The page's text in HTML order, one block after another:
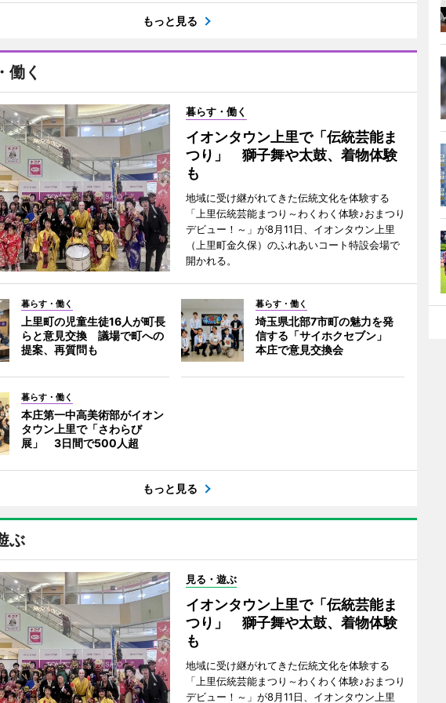
もっと見る
働く
暮らす・働く
イオンタウン上里で「伝統芸能ま
つり」 獅子舞や太鼓、着物体験
も
地域に受け継がれてきた伝統文化を体験する
「上里伝統芸能まつり～わくわく体験♪おまつり
デビュー！～」が8月11日、イオンタウン上里
（上里町金久保）のふれあいコート特設会場で
開かれる。
暮らす・働く
上里町の児童生徒16人が町長
らと意見交換 議場で町への
提案、再質問も
暮らす・働く
埼玉県北部7市町の魅力を発
信する「サイホクセブン」
本庄で意見交換会
暮らす・働く
本庄第一中高美術部がイオン
タウン上里で「さわらび
展」 3日間で500人超
もっと見る
ぶ
見る・遊ぶ
イオンタウン上里で「伝統芸能ま
つり」 獅子舞や太鼓、着物体験
も
地域に受け継がれてきた伝統文化を体験する
「上里伝統芸能まつり～わくわく体験♪おまつり
デビュー！～」が8月11日、イオンタウン上里